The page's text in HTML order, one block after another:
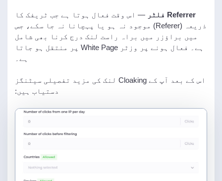
Referrer فلٹر
— اس وقت فعال ہوتا ہے جب ٹریفک کا
ذریعہ (Referer) موجود نہ ہو یا پہچانا نہ جا سکے، جس
میں براؤزر میں براہ راست لنک درج کرنا بھی شامل
ہے۔ فعال ہونے پر وزٹر White Page پر منتقل ہو جاتا
ہے۔
اس کے بعد آپ کے Cloaking لنک کی مزید تفصیلی سیٹنگز
دستیاب ہیں: